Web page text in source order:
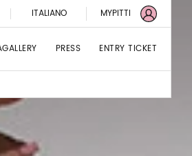
ITALIANO MYPITTI
PRESS ENTRY TICKET